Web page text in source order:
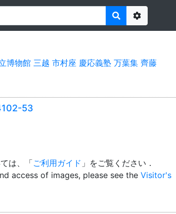
Options
博物館 三越 市村座 慶応義塾 万葉集 齊藤
53
は、「ご利用ガイド 」をご覧ください．
access of images, please see the Visitor's